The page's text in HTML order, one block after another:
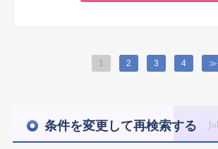
1 2 3 4 ≫
条件を変更して再検索する